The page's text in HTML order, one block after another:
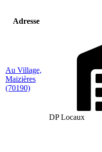
Adresse
Au Village,
Maizières
(70190)
DP Locaux